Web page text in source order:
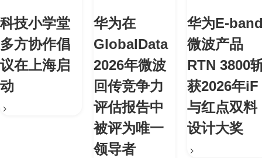
科技小学堂
多方协作倡
议在上海启
动
华为在
GlobalData
2026年微波
回传竞争力
评估报告中
被评为唯一
领导者
华为E-
微波产品
RTN 3800
获2026年iF
与红点双料
设计大奖